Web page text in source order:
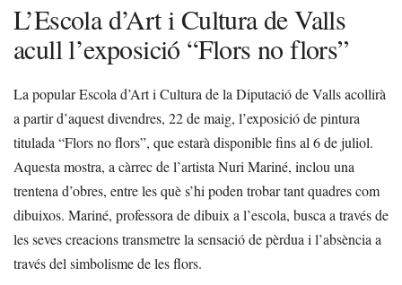
L’Escola d’Art i Cultura de Valls
acull l’exposició “Flors no flors”
La popular Escola d’Art i Cultura de la Diputació de Valls acollirà
a partir d’aquest divendres, 22 de maig, l’exposició de pintura
titulada “Flors no flors”, que estarà disponible fins al 6 de juliol.
Aquesta mostra, a càrrec de l’artista Nuri Mariné, inclou una
trentena d’obres, entre les què s’hi poden trobar tant quadres com
dibuixos. Mariné, professora de dibuix a l’escola, busca a través de
les seves creacions transmetre la sensació de pèrdua i l’absència a
través del simbolisme de les flors.